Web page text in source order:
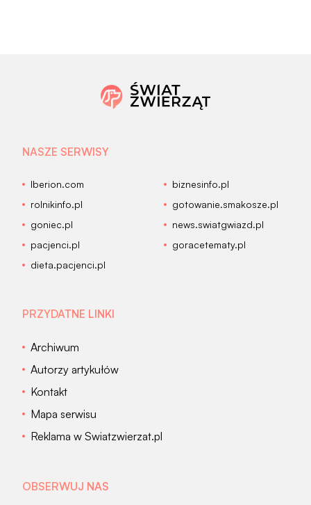
NASZE SERWISY
Iberion.com
biznesinfo.pl
rolnikinfo.pl
gotowanie.smakosze.pl
goniec.pl
news.swiatgwiazd.pl
pacjenci.pl
goracetematy.pl
dieta.pacjenci.pl
PRZYDATNE LINKI
Archiwum
Autorzy artykułów
Kontakt
Mapa serwisu
Reklama w Swiatzwierzat.pl
OBSERWUJ NAS